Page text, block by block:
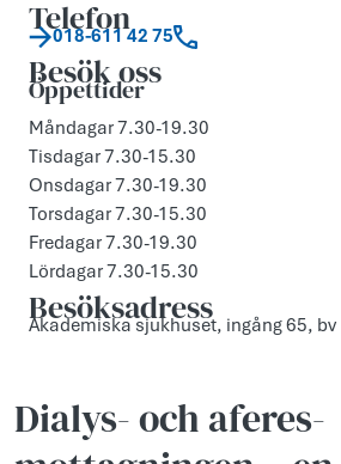
Telefon
018-611 42 75
Besök oss
Öppettider
Måndagar 7.30-19.30
Tisdagar 7.30-15.30
Onsdagar 7.30-19.30
Torsdagar 7.30-15.30
Fredagar 7.30-19.30
Lördagar 7.30-15.30
Besöksadress
Akademiska sjukhuset, ingång 65, bv
Dialys- och aferes­